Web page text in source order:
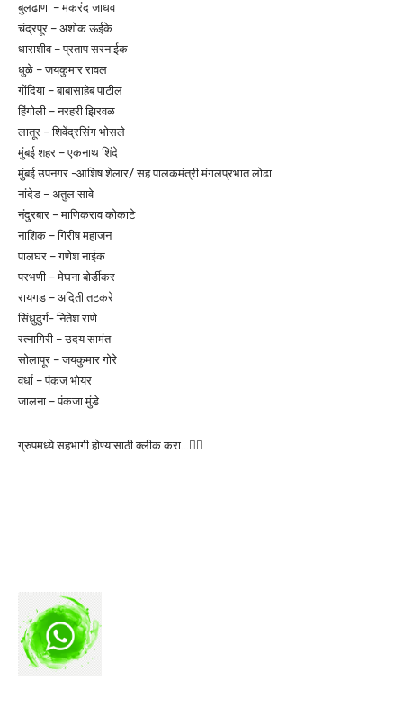
बुलढाणा – मकरंद जाधव
चंद्रपूर – अशोक ऊईके
धाराशीव – प्रताप सरनाईक
धुळे – जयकुमार रावल
गोंदिया – बाबासाहेब पाटील
हिंगोली – नरहरी झिरवळ
लातूर – शिवेंद्रसिंग भोसले
मुंबई शहर – एकनाथ शिंदे
मुंबई उपनगर -आशिष शेलार/ सह पालकमंत्री मंगलप्रभात लोढा
नांदेड – अतुल सावे
नंदुरबार – माणिकराव कोकाटे
नाशिक – गिरीष महाजन
पालघर – गणेश नाईक
परभणी – मेघना बोर्डीकर
रायगड – अदिती तटकरे
सिंधुदुर्ग- नितेश राणे
रत्नागिरी – उदय सामंत
सोलापूर – जयकुमार गोरे
वर्धा – पंकज भोयर
जालना – पंकजा मुंडे
ग्रुपमध्ये सहभागी होण्यासाठी क्लीक करा…👆🏻